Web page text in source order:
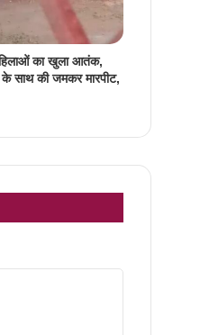
का खुला आतंक,
के साथ की जमकर मारपीट,